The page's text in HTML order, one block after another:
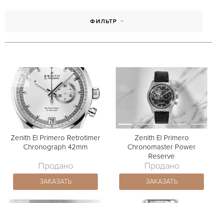
ФИЛЬТР
Zenith El Primero Retrotimer
Chronograph 42mm
Продано
ЗАКАЗАТЬ
Zenith El Primero
Chronomaster Power
Reserve
Продано
ЗАКАЗАТЬ